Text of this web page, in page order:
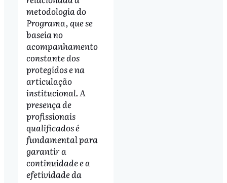
metodologia do
Programa, que se
baseia no
acompanhamento
constante dos
protegidos e na
articulação
institucional. A
presença de
profissionais
qualificados é
fundamental para
garantir a
continuidade e a
efetividade da